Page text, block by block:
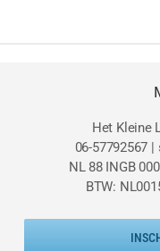
Het Kleine
06-57792567 |
NL 88 INGB
BTW: